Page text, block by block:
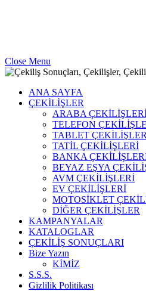
Close Menu
ANA SAYFA
ÇEKİLİŞLER
ARABA
TELEFON
TABLET
TATİL ÇEKİLİŞLERİ
BANKA
BEYAZ EŞYA
AVM ÇEKİLİŞLERİ
EV ÇEKİLİŞLERİ
MOTOSİKLET
DİĞER ÇEKİLİŞLER
KAMPANYALAR
KATALOGLAR
ÇEKİLİŞ SONUÇLARI
Bize Yazın
KİMİZ
S.S.S.
Gizlilik Politikası